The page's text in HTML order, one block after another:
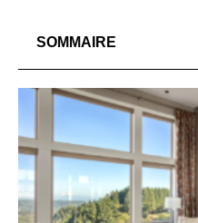
SOMMAIRE